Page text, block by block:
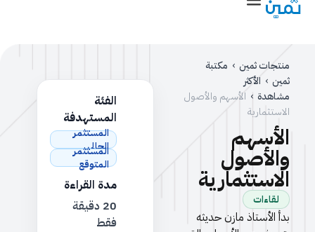
منتجات ثمين › مكتبة
ثمين › الأكثر
مشاهدة › الأسهم والأصول
الاستثمارية
الأسهم
والأصول
الاستثمارية
لقاءات
بدأ الأستاذ مازن حديثه
الفئة
المستهدفة
المستثمر
الحالي
المستثمر
المتوقع
مدة القراءة
20 دقيقة
فقط